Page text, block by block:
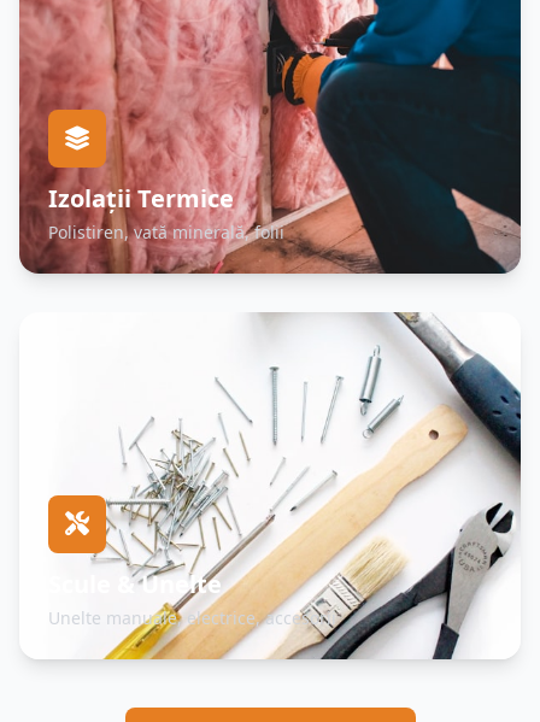
Izolații Termice
Polistiren, vată minerală, folii
Scule & Unelte
Unelte manuale, electrice, accesorii